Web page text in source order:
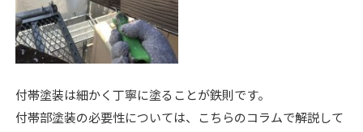
付帯塗装は細かく丁寧に塗ることが鉄則です。
付帯部塗装の必要性については、こちらのコラムで解説して